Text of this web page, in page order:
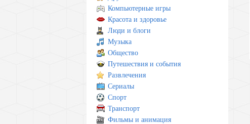
Компьютерные игры
Красота и здоровье
Люди и блоги
Музыка
Общество
Путешествия и события
Развлечения
Сериалы
Спорт
Транспорт
Фильмы и анимация